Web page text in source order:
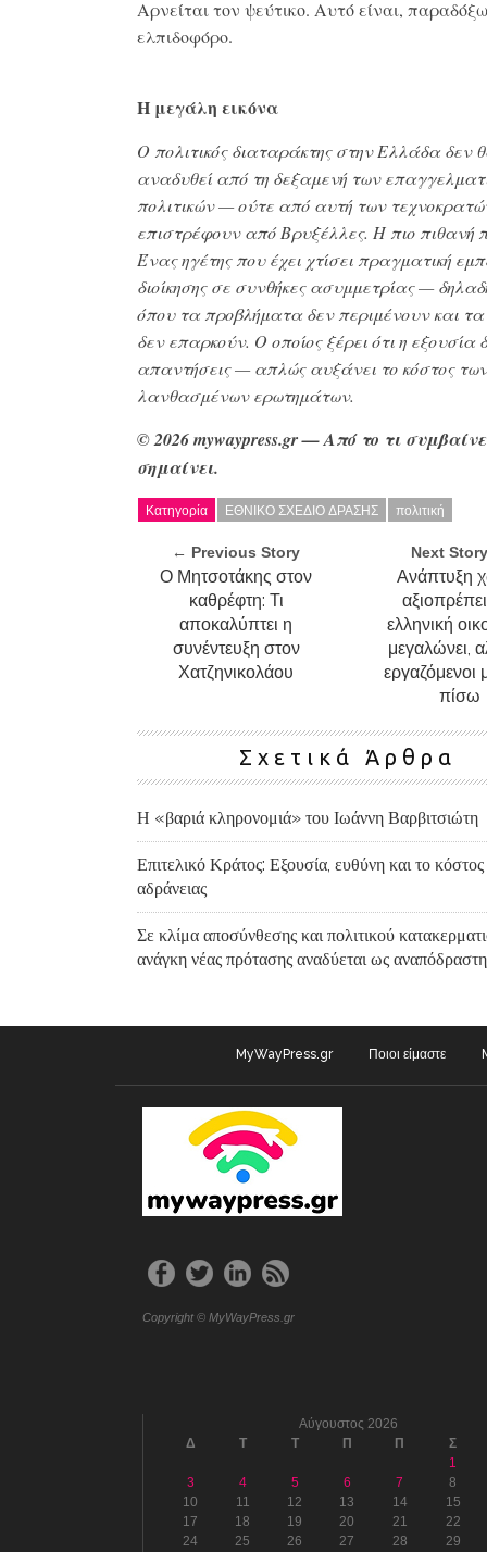
Αρνείται τον ψεύτικο. Αυτό είναι,
ελπιδοφόρο.
Η μεγάλη εικόνα
Ο πολιτικός διαταράκτης στην Ελλάδα δεν
αναδυθεί από τη δεξαμενή των
πολιτικών — ούτε από αυτή των
επιστρέφουν από Βρυξέλλες. Η πιο πιθανή
Ένας ηγέτης που έχει χτίσει πραγματική
διοίκησης σε συνθήκες ασυμμετρίας —
όπου τα προβλήματα δεν περιμένουν και
δεν επαρκούν. Ο οποίος ξέρει ότι η εξουσία
απαντήσεις — απλώς αυξάνει το κόστος των
λανθασμένων ερωτημάτων.
© 2026 mywaypress.gr — Από το τι
σημαίνει.
Κατηγορία ΕΘΝΙΚΟ ΣΧΕΔΙΟ ΔΡΑΣΗΣ πολιτική
← Previous Story
Ο Μητσοτάκης στον
καθρέφτη: Τι
αποκαλύπτει η
συνέντευξη στον
Χατζηνικολάου
Next
Ανάπτυξη
ελληνική
μεγαλώνει,
εργαζόμενοι
πίσω
Σχετικά Άρθρα
Η «βαριά κληρονομιά» του Ιωάννη Βαρβιτσιώτη
Επιτελικό Κράτος: Εξουσία, ευθύνη και το κόστος
αδράνειας
Σε κλίμα αποσύνθεσης και πολιτικού
ανάγκη νέας πρότασης αναδύεται ως αναπόδραστη
MyWayPress.gr Ποιοι είμαστε
Copyright © MyWayPress.gr
Αύγουστος 2026
Δ
Τ Τ Π Π
Σ
1
3
4 5 6 7
8
10
11 12 13 14
15
17
18 19 20 21
22
24
25 26 27 28
29